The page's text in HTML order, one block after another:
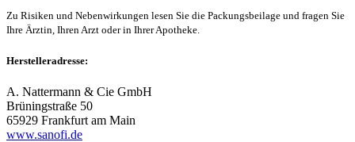
Zu Risiken und Nebenwirkungen lesen Sie die Packungsbeilage und fragen Sie
Ihre Ärztin, Ihren Arzt oder in Ihrer Apotheke.
Herstelleradresse:
A. Nattermann & Cie GmbH
Brüningstraße 50
65929 Frankfurt am Main
www.sanofi.de